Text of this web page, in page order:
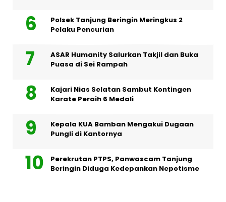
Polsek Tanjung Beringin Meringkus 2
Pelaku Pencurian
ASAR Humanity Salurkan Takjil dan Buka
Puasa di Sei Rampah
Kajari Nias Selatan Sambut Kontingen
Karate Peraih 6 Medali
Kepala KUA Bamban Mengakui Dugaan
Pungli di Kantornya
Perekrutan PTPS, Panwascam Tanjung
Beringin Diduga Kedepankan Nepotisme